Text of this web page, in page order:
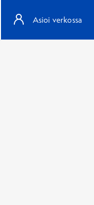
Asioi verkossa